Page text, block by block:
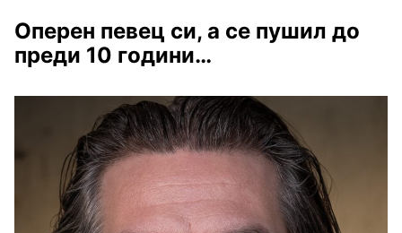
Оперен певец си, а се пушил до
преди 10 години…